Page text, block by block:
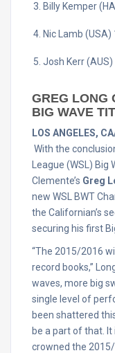
Billy Kemper
Nic Lamb (USA)
Josh Kerr
GREG LONG
BIG WAVE
LOS ANGELES,
With the
League (WSL) Big
Clemente’s Greg
new WSL BWT
the Californian’s
securing his first
“The 2015/2016
record books,”
waves, more big
single level of
been shattered
be a part of that.
crowned the 2015/